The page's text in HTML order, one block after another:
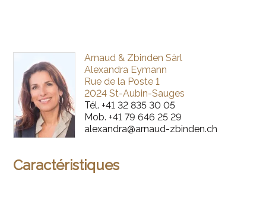
Arnaud & Zbinden Sàrl
Alexandra Eymann
Rue de la Poste 1
2024 St-Aubin-Sauges
Tél. +41 32 835 30 05
Mob. +41 79 646 25 29
alexandra@arnaud-zbinden.ch
Caractéristiques